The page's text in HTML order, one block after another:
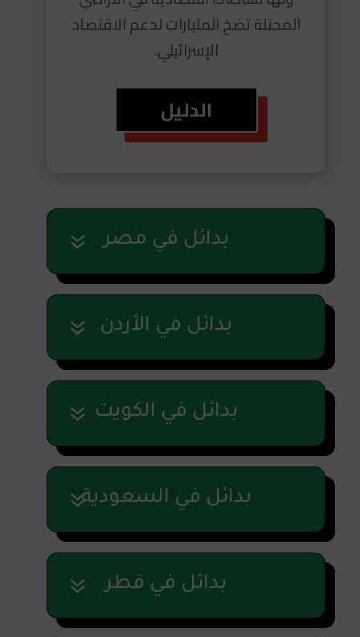
المحتلة تضخ المليارات لدعم الاقتصاد
الإسرائيلي.
الدليل
بدائل في مصر
بدائل في الأردن
بدائل في الكويت
بدائل في السعودية
بدائل في قطر